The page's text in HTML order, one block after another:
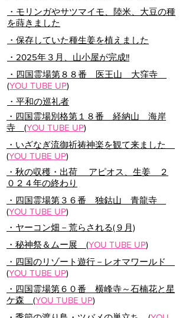
​・モリンガやサツマイモ、陸米、大豆の種
を蒔きました
​・保存していた種生姜を植えました
​・2025年３月、山小屋が完成!!
・四国霊場第８８番 医王山 大窪寺
(YOU TUBE UP)
・平和の巡礼者
・四国霊場別格第１８番 経納山 海岸
寺 (YOU TUBE UP)
・いざなぎ流御祈祷神楽を観て来ました
(YOU TUBE UP)
​・秋の収穫・出荷 アピオス、生姜 ２
０２４年の終わり
・四国霊場第３６番 独鈷山 青龍寺
(YOU TUBE UP)
・ヤーコン畑－荒らされる(９月)
・秘神祭＆ムー展 (YOU TUBE UP)
・四国のリゾート遊行－レオマワールド
(YOU TUBE UP)
・四国霊場第６０番 横峰寺～石楠花と星
ケ森 (YOU TUBE UP)